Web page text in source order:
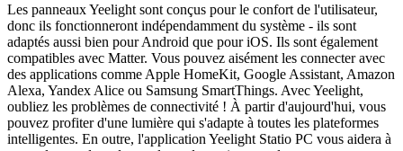
Les panneaux Yeelight sont conçus pour le confort de l'utilisateur,
donc ils fonctionneront indépendamment du système - ils sont
adaptés aussi bien pour Android que pour iOS. Ils sont également
compatibles avec Matter. Vous pouvez aisément les connecter avec
des applications comme Apple HomeKit, Google Assistant, Amazon
Alexa, Yandex Alice ou Samsung SmartThings. Avec Yeelight,
oubliez les problèmes de connectivité ! À partir d'aujourd'hui, vous
pouvez profiter d'une lumière qui s'adapte à toutes les plateformes
intelligentes. En outre, l'application Yeelight Statio PC vous aidera à